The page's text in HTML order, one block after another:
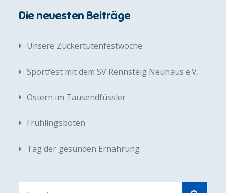
Die neuesten Beiträge
Unsere Zuckertütenfestwoche
Sportfest mit dem SV Rennsteig Neuhaus e.V.
Ostern im Tausendfüssler
Frühlingsboten
Tag der gesunden Ernährung